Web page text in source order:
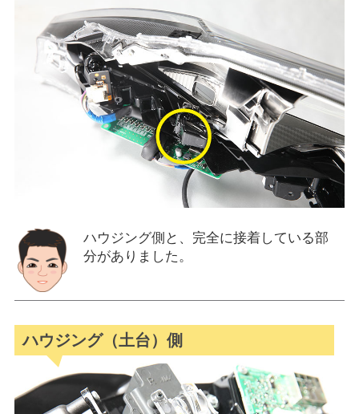
ハウジング側と、完全に接着している部
分がありました。
ハウジング（土台）側